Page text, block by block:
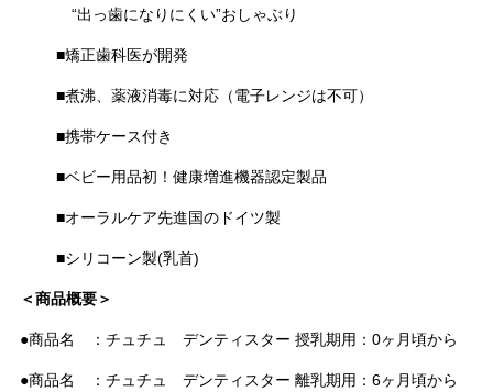
“出っ歯になりにくい”おしゃぶり
■矯正歯科医が開発
■煮沸、薬液消毒に対応（電子レンジは不可）
■携帯ケース付き
■ベビー用品初！健康増進機器認定製品
■オーラルケア先進国のドイツ製
■シリコーン製(乳首)
＜商品概要＞
●商品名 ：チュチュ デンティスター 授乳期用：0ヶ月頃から
●商品名 ：チュチュ デンティスター 離乳期用：6ヶ月頃から